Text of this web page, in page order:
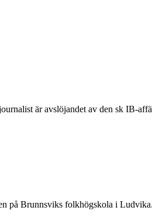
är avslöjandet av den sk IB-
på Brunnsviks folkhögskola i